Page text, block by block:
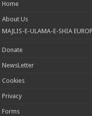
Home
About Us
MAJLIS-E-ULAMA-E-SHIA
Donate
NewsLetter
Cookies
Privacy
Forms